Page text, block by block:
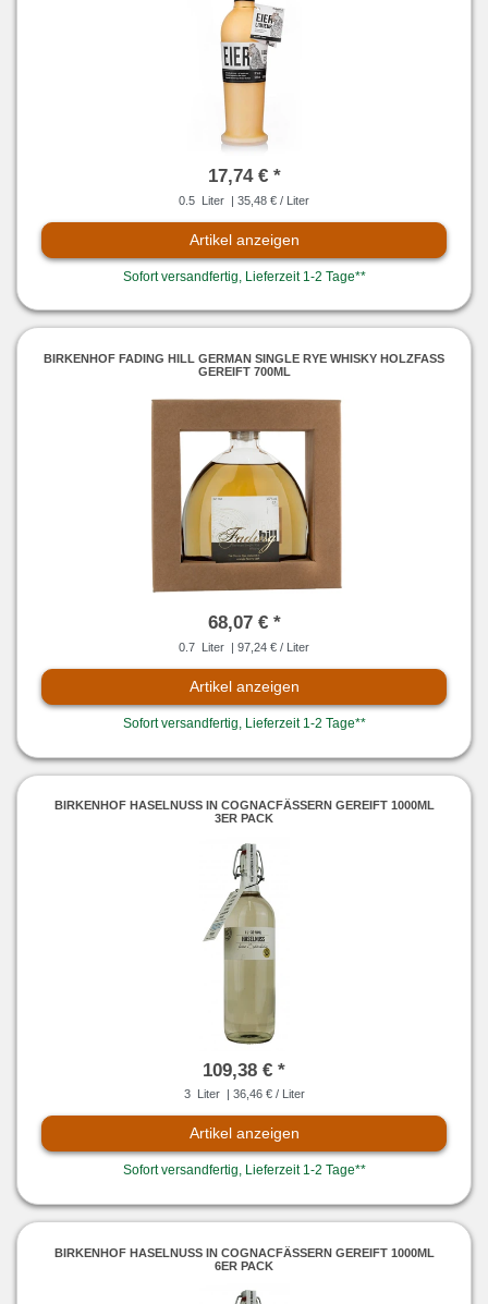
17,74 € *
0.5 Liter | 35,48 € / Liter
Artikel anzeigen
Sofort versandfertig, Lieferzeit 1-2 Tage**
BIRKENHOF FADING HILL GERMAN SINGLE RYE WHISKY HOLZFASS
GEREIFT 700ML
68,07 € *
0.7 Liter | 97,24 € / Liter
Artikel anzeigen
Sofort versandfertig, Lieferzeit 1-2 Tage**
BIRKENHOF HASELNUSS IN COGNACFÄSSERN GEREIFT 1000ML
3ER PACK
109,38 € *
3 Liter | 36,46 € / Liter
Artikel anzeigen
Sofort versandfertig, Lieferzeit 1-2 Tage**
BIRKENHOF HASELNUSS IN COGNACFÄSSERN GEREIFT 1000ML
6ER PACK